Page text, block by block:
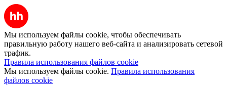
Мы используем файлы cookie, чтобы обеспечивать
правильную работу нашего веб-сайта и анализировать сетевой
трафик.
Правила использования файлов cookie
Мы используем файлы cookie. Правила использования
файлов cookie